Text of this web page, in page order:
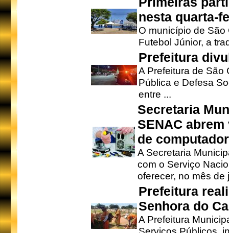
nesta quarta-
O município de
Futebol Júnior, a
Prefeitura
A Prefeitura de São
Pública e Defesa
entre ...
Secretaria
SENAC
de
A Secretaria
com o Serviço
oferecer, no mês de
Prefeitura
Senhora do
A Prefeitura